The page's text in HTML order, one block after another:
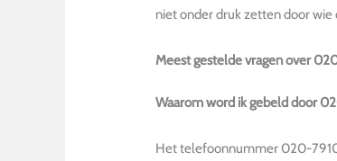
niet onder druk zetten door wie
Meest gestelde vragen over
Waarom word ik gebeld door
Het telefoonnummer 020-